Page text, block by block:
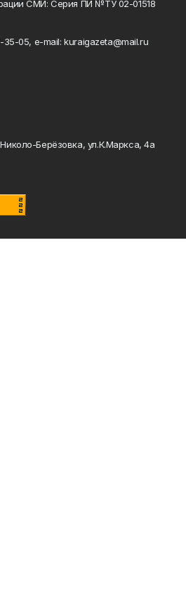
СМИ: Серия ПИ №ТУ 02-01518
05, e-mail: kuraigazeta@mail.ru
Берёзовка, ул.К.Маркса, 4а